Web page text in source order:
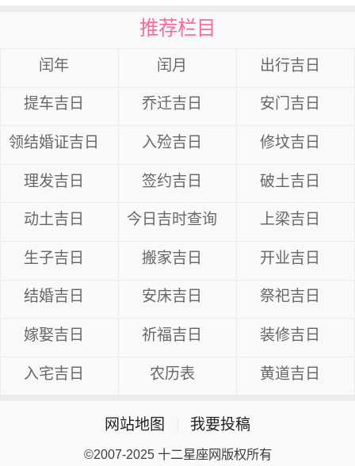
推荐栏目
闰年 闰月 出行吉日
提车吉日 乔迁吉日 安门吉日
领结婚证吉日 入殓吉日 修坟吉日
理发吉日 签约吉日 破土吉日
动土吉日 今日吉时查询 上梁吉日
生子吉日 搬家吉日 开业吉日
结婚吉日 安床吉日 祭祀吉日
嫁娶吉日 祈福吉日 装修吉日
入宅吉日 农历表 黄道吉日
网站地图 我要投稿
©2007-2025 十二星座网版权所有